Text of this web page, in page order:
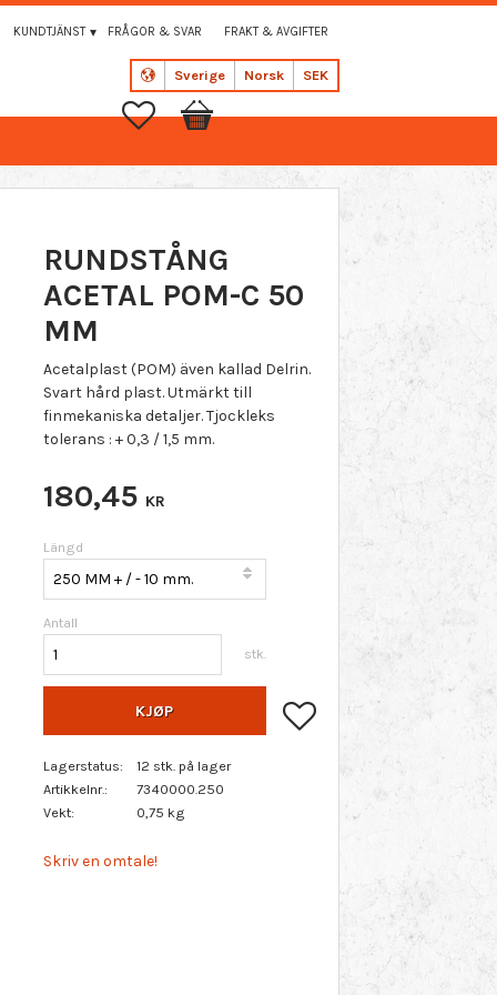
Sverige Norsk SEK
KUNDTJÄNST FRÅGOR & SVAR FRAKT & AVGIFTER
Favoritter
Handlekurv
RUNDSTÅNG
ACETAL POM-C 50
MM
Acetalplast (POM) även kallad Delrin.
Svart hård plast. Utmärkt till
finmekaniska detaljer. Tjockleks
tolerans : + 0,3 / 1,5 mm.
180,45 KR
Längd
Antall
stk.
KJØP Lagre som favoritt
Lagerstatus
12 stk. på lager
Artikkelnr.
7340000.250
Vekt
0,75 kg
Skriv en omtale!